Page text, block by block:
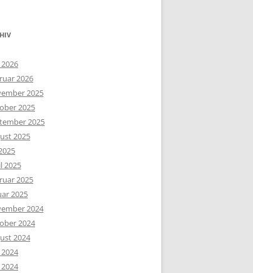
2026
2025
2025
2025
2025
2025
2025
2025
2024
2024
2024
2024